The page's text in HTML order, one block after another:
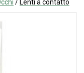
/ Lenti a contatto